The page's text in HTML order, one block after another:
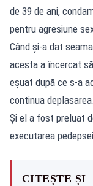
de 39 de ani,
pentru agresiune
Când și-a dat
acesta a încercat
eșuat după ce s-a
continua deplasarea.
Și el a fost preluat
executarea
CITEȘTE ȘI